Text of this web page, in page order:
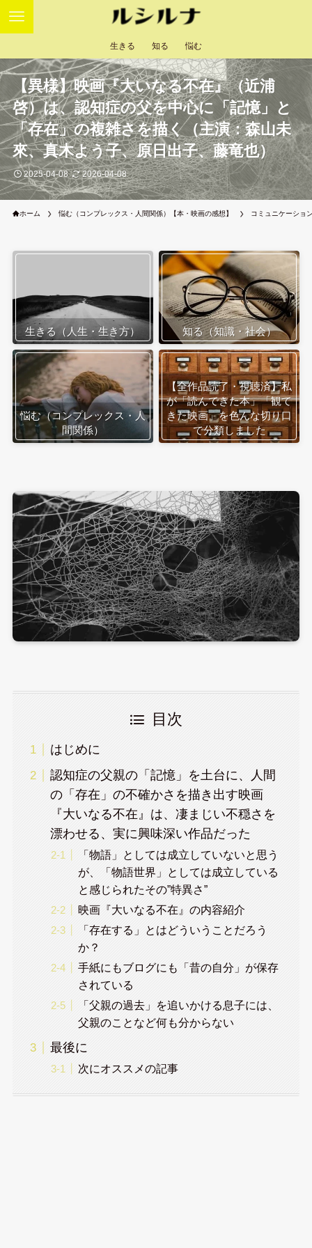
生きる 知る 悩む
【異様】映画『大いなる不在』（近浦
啓）は、認知症の父を中心に「記憶」と
「存在」の複雑さを描く（主演：森山未
來、真木よう子、原日出子、藤竜也）
2025-04-08 2026-04-08
ホーム 悩む（コンプレックス・人間関係）【本・映画の感想】 コミュニケーショ
生きる（人生・生き方） 知る（知識・社会）
悩む（コンプレックス・人
間関係）
【全作品読了・視聴済】私
が「読んできた本」「観て
きた映画」を色んな切り口
で分類しました
目次
はじめに
認知症の父親の「記憶」を土台に、人間
の「存在」の不確かさを描き出す映画
『大いなる不在』は、凄まじい不穏さを
漂わせる、実に興味深い作品だった
「物語」としては成立していないと思う
が、「物語世界」としては成立している
と感じられたその”特異さ”
映画『大いなる不在』の内容紹介
「存在する」とはどういうことだろう
か？
手紙にもブログにも「昔の自分」が保存
されている
「父親の過去」を追いかける息子には、
父親のことなど何も分からない
最後に
次にオススメの記事